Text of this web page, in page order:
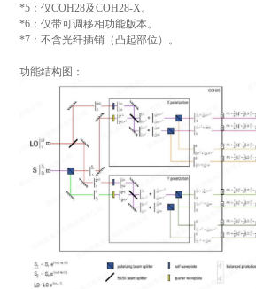
*5：仅COH28及COH28-X。
*6：仅带可调移相功能版本。
*7：不含光纤插销（凸起部位）。
功能结构图：